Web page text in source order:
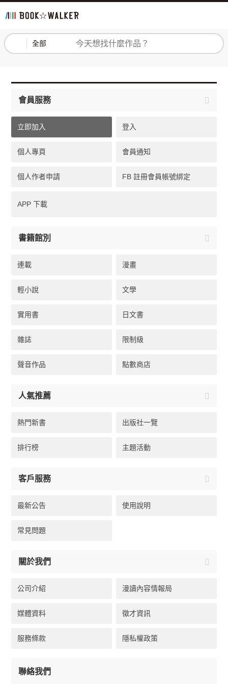
全部 登入 註冊
會員服務
立即加入 登入
個人專頁 會員通知
個人作者申請 FB 註冊會員帳號綁定
APP 下載
書籍館別
連載 漫畫
輕小說 文學
實用書 日文書
雜誌 限制級
聲音作品 點數商店
人氣推薦
熱門新書 出版社一覽
排行榜 主題活動
客戶服務
最新公告 使用說明
常見問題
關於我們
公司介紹 漫讀內容情報局
媒體資料 徵才資訊
服務條款 隱私權政策
聯絡我們